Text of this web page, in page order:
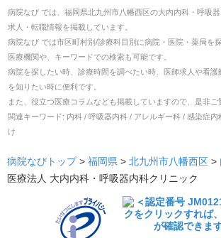
病院なび では、 福岡県北九州市八幡西区の大内内科・呼吸
求人・転職情報を掲載しています。
病院なび では市区町村別/診療科目別に病院・医院・薬局を
医療機関や、キーワードでの検索も可能です。
病院を探したい時、診療時間を調べたい時、医師求人や看護
を知りたい時に便利です。
また、役立つ医療コラムなども掲載していますので、是非ご
関連キーワード: 内科 / 呼吸器内科 / アレルギー科 / 感染症
け
病院なびトップ > 福岡県 > 北九州市八幡西区 >
医療法人 大内内科・呼吸器内科クリニック